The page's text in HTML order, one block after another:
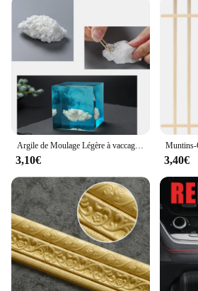
Argile de Moulage Légère à vaccage à l'Air pour Débutant, Jouet Artisanal Doux, Fabrication de Petits Ornements, Modèle Animaux Rick
3,10€ 3,40€